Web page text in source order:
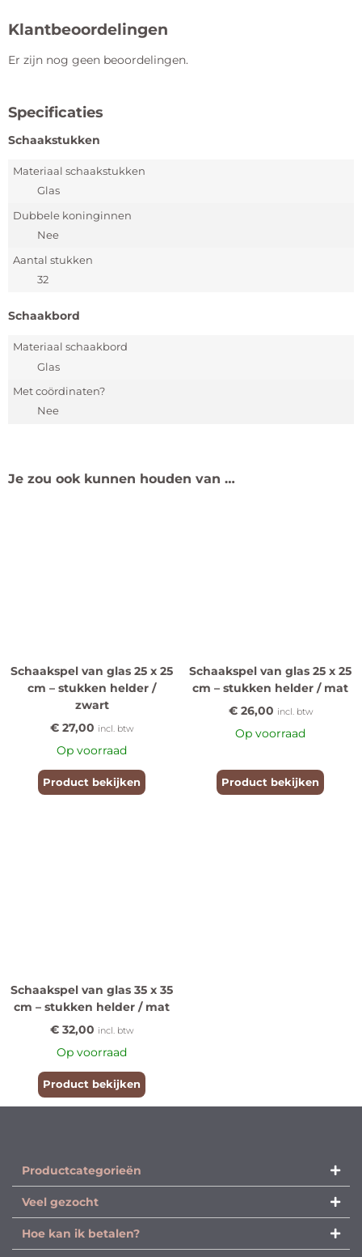
Klantbeoordelingen
Er zijn nog geen beoordelingen.
Specificaties
Schaakstukken
Materiaal schaakstukken
Glas
Dubbele koninginnen
Nee
Aantal stukken
32
Schaakbord
Materiaal schaakbord
Glas
Met coördinaten?
Nee
Je zou ook kunnen houden van …
Schaakspel van glas 25 x 25
cm – stukken helder /
zwart
€ 27,00 incl. btw
Op voorraad
Product bekijken
Schaakspel van glas 25 x 25
cm – stukken helder / mat
€26,00 incl. btw
Op voorraad
Product bekijken
Schaakspel van glas 35 x 35
cm – stukken helder / mat
€ 32,00 incl. btw
Op voorraad
Product bekijken
Productcategorieën​
Veel gezocht
Hoe kan ik betalen?